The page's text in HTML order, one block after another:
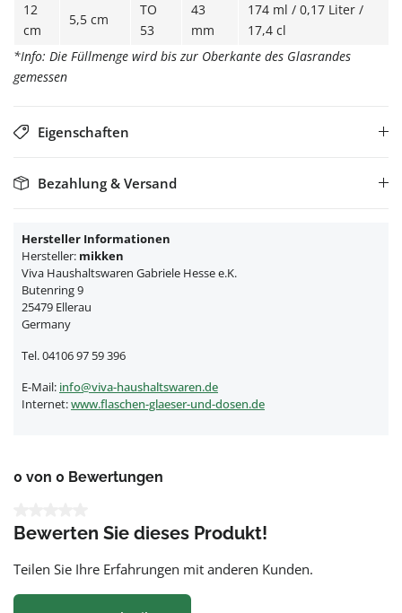
12
cm
5,5 cm
TO
53
43
mm
174 ml / 0,17 Liter /
17,4 cl
*Info: Die Füllmenge wird bis zur Oberkante des Glasrandes
gemessen
Eigenschaften
Bezahlung & Versand
Hersteller Informationen
Hersteller: mikken
Viva Haushaltswaren Gabriele Hesse e.K.
Butenring 9
25479 Ellerau
Germany
Tel. 04106 97 59 396
E-Mail: info@viva-haushaltswaren.de
Internet:www.flaschen-glaeser-und-dosen.de
0 von 0 Bewertungen
Bewerten Sie dieses Produkt!
Teilen Sie Ihre Erfahrungen mit anderen Kunden.